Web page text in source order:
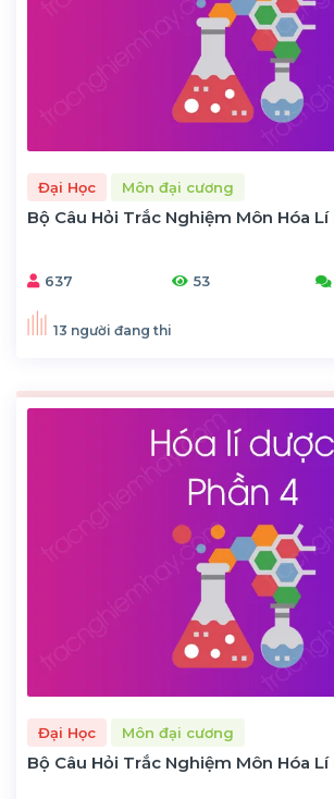
Đại Học Môn đại cương
Bộ Câu Hỏi Trắc Nghiệm Môn Hóa
637 53
13 người đang thi
Đại Học Môn đại cương
Bộ Câu Hỏi Trắc Nghiệm Môn Hóa